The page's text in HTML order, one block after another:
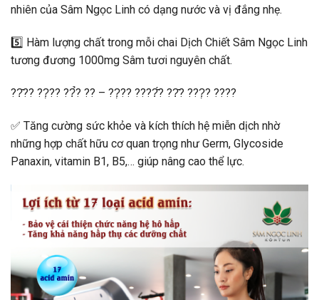
nhiên của Sâm Ngọc Linh có dạng nước và vị đắng nhẹ.
5️⃣ Hàm lượng chất trong mỗi chai Dịch Chiết Sâm Ngọc Linh
tương đương 1000mg Sâm tươi nguyên chất.
??̂?? ??̣?? ??̉? ?? – ??̣?? ????̂́? ??̂? ???̣? ????
✅ Tăng cường sức khỏe và kích thích hệ miễn dịch nhờ
những hợp chất hữu cơ quan trọng như Germ, Glycoside
Panaxin, vitamin B1, B5,… giúp nâng cao thể lực.